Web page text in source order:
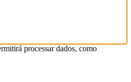
processar dados, como